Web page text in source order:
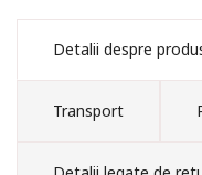
Detalii despre
Transport